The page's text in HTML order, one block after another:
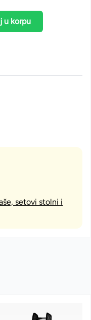
u korpu
setovi stolni i